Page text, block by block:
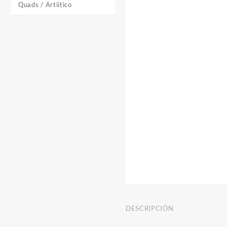
Quads / Artiítico
DESCRIPCIÓN